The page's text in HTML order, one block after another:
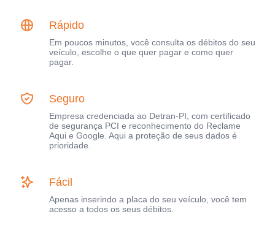
Rápido
Em poucos minutos, você consulta os débitos do seu
veículo, escolhe o que quer pagar e como quer
pagar.
Seguro
Empresa credenciada ao Detran-PI, com certificado
de segurança PCI e reconhecimento do Reclame
Aqui e Google. Aqui a proteção de seus dados é
prioridade.
Fácil
Apenas inserindo a placa do seu veículo, você tem
acesso a todos os seus débitos.